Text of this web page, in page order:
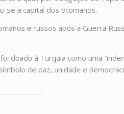
se a capital dos otomanos.
e russos após a Guerra
à Turquia como uma
de paz, unidade e